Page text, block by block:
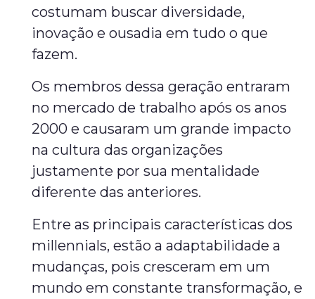
costumam buscar diversidade,
inovação e ousadia em tudo o que
fazem.
Os membros dessa geração entraram
no mercado de trabalho após os anos
2000 e causaram um grande impacto
na cultura das organizações
justamente por sua mentalidade
diferente das anteriores.
Entre as principais características dos
millennials, estão a adaptabilidade a
mudanças, pois cresceram em um
mundo em constante transformação, e